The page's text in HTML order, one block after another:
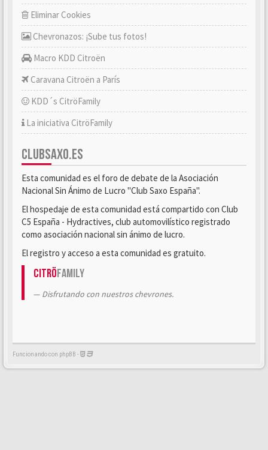
Eliminar Cookies
Chevronazos: ¡Sube tus fotos!
Macro KDD Citroën
Caravana Citroën a París
KDD´s CitröFamily
La iniciativa CitröFamily
CLUBSAXO.ES
Esta comunidad es el foro de debate de la Asociación
Nacional Sin Ánimo de Lucro "Club Saxo España".
El hospedaje de esta comunidad está compartido con Club
C5 España - Hydractives, club automovilístico registrado
como asociación nacional sin ánimo de lucro.
El registro y acceso a esta comunidad es gratuito.
CitröFamily
Disfrutando con nuestros chevrones.
Funcionando con phpBB -